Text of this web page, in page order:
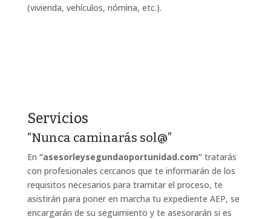
(vivienda, vehículos, nómina, etc.).
Servicios
“Nunca caminarás sol@”
En “asesorleysegundaoportunidad.com”tratarás
con profesionales cercanos que te informarán de los
requisitos necesarios para tramitar el proceso, te
asistirán para poner en marcha tu expediente AEP, se
encargarán de su seguimiento y te asesorarán si es